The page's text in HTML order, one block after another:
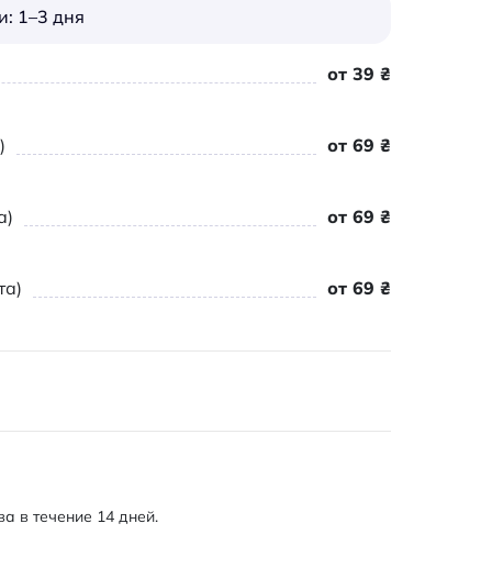
1–3 дня
от 39 ₴
от 69 ₴
от 69 ₴
от 69 ₴
в течение 14 дней.